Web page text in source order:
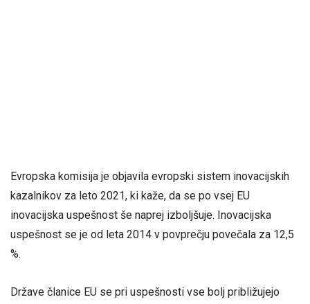
Evropska komisija je objavila evropski sistem inovacijskih
kazalnikov za leto 2021, ki kaže, da se po vsej EU
inovacijska uspešnost še naprej izboljšuje. Inovacijska
uspešnost se je od leta 2014 v povprečju povečala za 12,5
%.
Države članice EU se pri uspešnosti vse bolj približujejo